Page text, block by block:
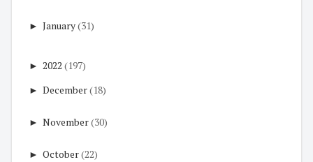
► January(31)
► 2022 (197)
► December(18)
► November(30)
► October(22)